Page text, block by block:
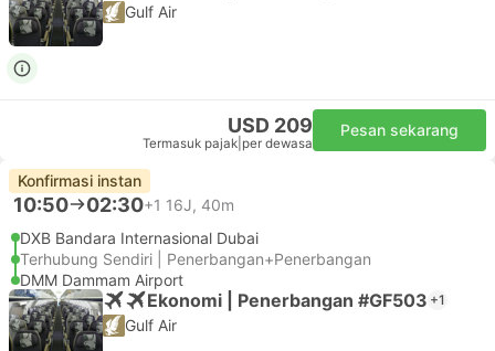
Gulf Air
USD 209
Termasuk pajak per dewasa
Pesan sekarang
Konfirmasi instan
10:50 02:30+1 16J, 40m
DXB Bandara Internasional Dubai
Terhubung Sendiri | Penerbangan+Penerbangan
DMM Dammam Airport
Ekonomi | Penerbangan #GF503 +1
Gulf Air